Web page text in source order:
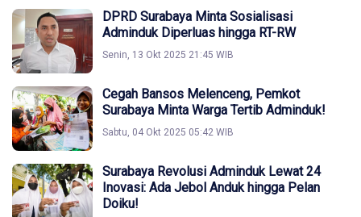
DPRD Surabaya Minta Sosialisasi
Adminduk Diperluas hingga RT-RW
Senin, 13 Okt 2025 21:45 WIB
Cegah Bansos Melenceng, Pemkot
Surabaya Minta Warga Tertib Adminduk!
Sabtu, 04 Okt 2025 05:42 WIB
Surabaya Revolusi Adminduk Lewat 24
Inovasi: Ada Jebol Anduk hingga Pelan
Doiku!